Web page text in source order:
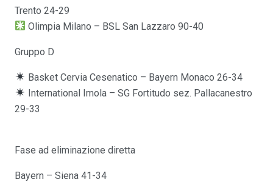
Trento 24-29
Olimpia Milano – BSL San Lazzaro 90-40
Gruppo D
Basket Cervia Cesenatico – Bayern Monaco 26-34
International Imola – SG Fortitudo sez. Pallacanestro
29-33
Fase ad eliminazione diretta
Bayern – Siena 41-34